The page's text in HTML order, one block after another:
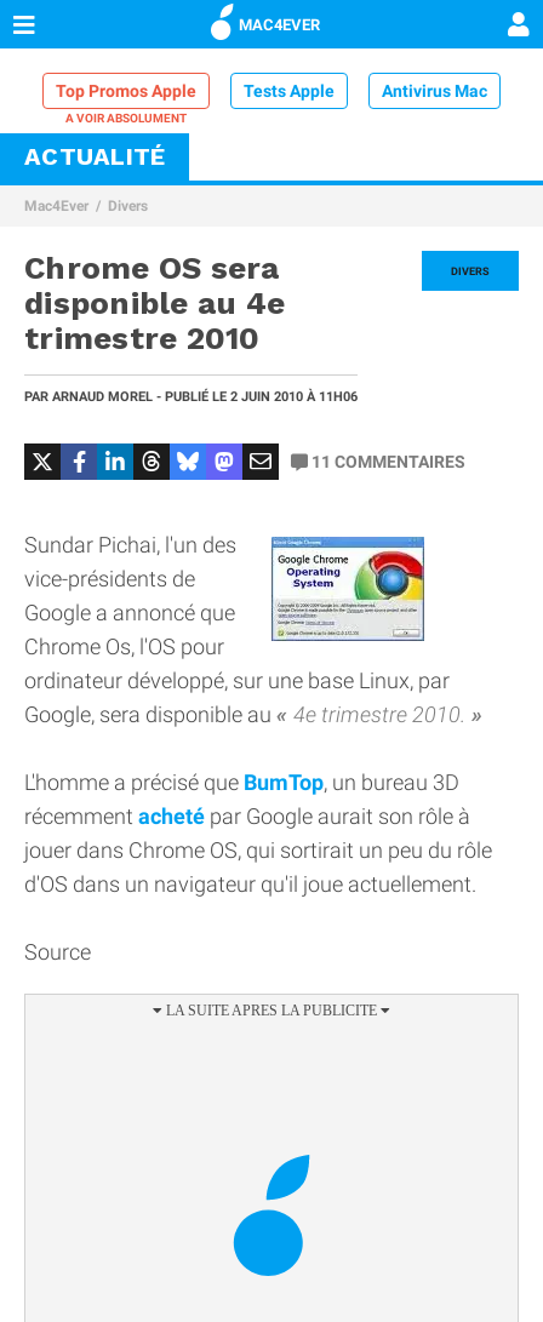
MAC4EVER
Top Promos Apple Tests Apple Antivirus Mac
VPN Mac
Comparatif iPhone
ACTUALITÉ
Mac4Ever Divers
DIVERS
Chrome OS sera
disponible au 4e
trimestre 2010
PAR ARNAUD MOREL - PUBLIÉ LE 2 JUIN 2010 À 11H06
11 COMMENTAIRES
Sundar Pichai, l'un des
vice-présidents de
Google a annoncé que
Chrome Os, l'OS pour
ordinateur développé, sur une base Linux, par
Google, sera disponible au
4e trimestre 2010.
L'homme a précisé que BumTop, un bureau 3D
récemment acheté par Google aurait son rôle à
jouer dans Chrome OS, qui sortirait un peu du rôle
d'OS dans un navigateur qu'il joue actuellement.
Source